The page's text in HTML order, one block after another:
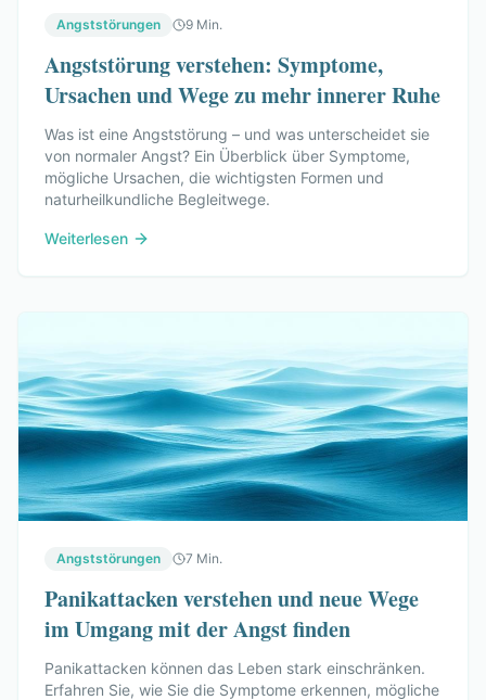
Angststörungen 9 Min.
Angststörung verstehen: Symptome,
Ursachen und Wege zu mehr innerer Ruhe
Was ist eine Angststörung – und was unterscheidet sie
von normaler Angst? Ein Überblick über Symptome,
mögliche Ursachen, die wichtigsten Formen und
naturheilkundliche Begleitwege.
Weiterlesen
Angststörungen 7 Min.
Panikattacken verstehen und neue Wege
im Umgang mit der Angst finden
Panikattacken können das Leben stark einschränken.
Erfahren Sie, wie Sie die Symptome erkennen, mögliche